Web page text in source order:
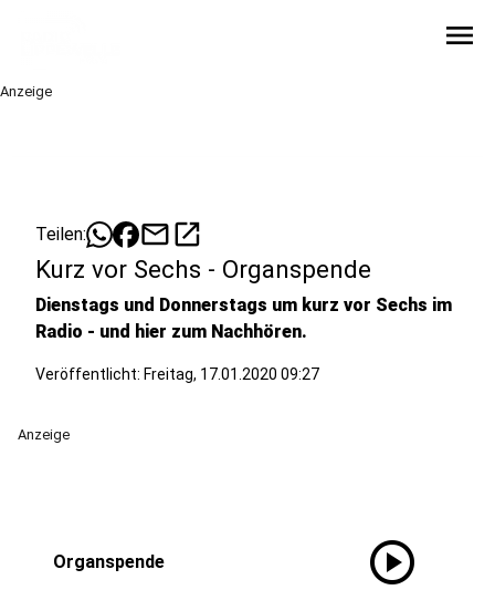
menu
Anzeige
Teilen: mailopen_in_new
Kurz vor Sechs - Organspende
Dienstags und Donnerstags um kurz vor Sechs im
Radio - und hier zum Nachhören.
Veröffentlicht: Freitag, 17.01.2020 09:27
Anzeige
Organspende play_circle